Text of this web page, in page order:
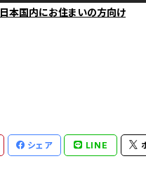
日本国内にお住まいの方向け
シェア LINE